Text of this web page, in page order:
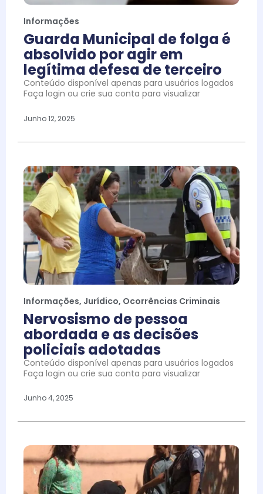
Informações
Guarda Municipal de folga é
absolvido por agir em
legítima defesa de terceiro
Conteúdo disponível apenas para usuários logados
Faça login ou crie sua conta para visualizar
Junho 12, 2025
Informações, Jurídico, Ocorrências Criminais
Nervosismo de pessoa
abordada e as decisões
policiais adotadas
Conteúdo disponível apenas para usuários logados
Faça login ou crie sua conta para visualizar
Junho 4, 2025